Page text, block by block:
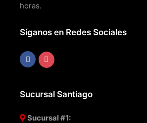
horas.
Síganos en Redes Sociales
Sucursal Santiago
Sucursal #1: